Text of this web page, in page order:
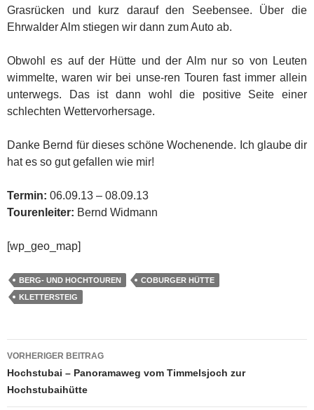
Grasrücken und kurz darauf den Seebensee. Über die
Ehrwalder Alm stiegen wir dann zum Auto ab.
Obwohl es auf der Hütte und der Alm nur so von Leuten
wimmelte, waren wir bei unse-ren Touren fast immer allein
unterwegs. Das ist dann wohl die positive Seite einer
schlechten Wettervorhersage.
Danke Bernd für dieses schöne Wochenende. Ich glaube dir
hat es so gut gefallen wie mir!
Termin: 06.09.13 – 08.09.13
Tourenleiter: Bernd Widmann
[wp_geo_map]
BERG- UND HOCHTOUREN
COBURGER HÜTTE
KLETTERSTEIG
Beitragsnavigation
VORHERIGER BEITRAG
Hochstubai – Panoramaweg vom Timmelsjoch zur
Hochstubaihütte